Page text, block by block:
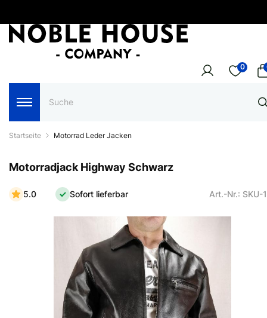
0
Startseite Motorrad Leder Jacken
Motorradjack Highway Schwarz
5.0 Sofort lieferbar Art.-Nr.: SKU-